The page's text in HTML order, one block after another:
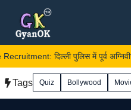
content
दिल्ली पुलिस में पूर्व
Tags Quiz Bollywood